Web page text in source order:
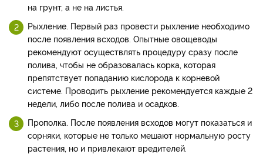
на грунт, а не на листья.
Рыхление. Первый раз провести рыхление необходимо
после появления всходов. Опытные овощеводы
рекомендуют осуществлять процедуру сразу после
полива, чтобы не образовалась корка, которая
препятствует попаданию кислорода к корневой
системе. Проводить рыхление рекомендуется каждые 2
недели, либо после полива и осадков.
Прополка. После появления всходов могут показаться и
сорняки, которые не только мешают нормальную росту
растения, но и привлекают вредителей.